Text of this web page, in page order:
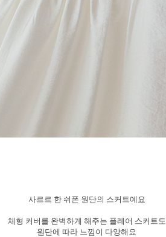
사르르 한 쉬폰 원단의 스커트예요
체형 커버를 완벽하게 해주는 플레어 스커트도
원단에 따라 느낌이 다양해요